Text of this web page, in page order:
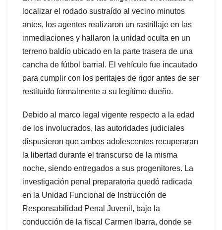
localizar el rodado sustraído al vecino minutos
antes, los agentes realizaron un rastrillaje en las
inmediaciones y hallaron la unidad oculta en un
terreno baldío ubicado en la parte trasera de una
cancha de fútbol barrial. El vehículo fue incautado
para cumplir con los peritajes de rigor antes de ser
restituido formalmente a su legítimo dueño.
Debido al marco legal vigente respecto a la edad
de los involucrados, las autoridades judiciales
dispusieron que ambos adolescentes recuperaran
la libertad durante el transcurso de la misma
noche, siendo entregados a sus progenitores. La
investigación penal preparatoria quedó radicada
en la Unidad Funcional de Instrucción de
Responsabilidad Penal Juvenil, bajo la
conducción de la fiscal Carmen Ibarra, donde se